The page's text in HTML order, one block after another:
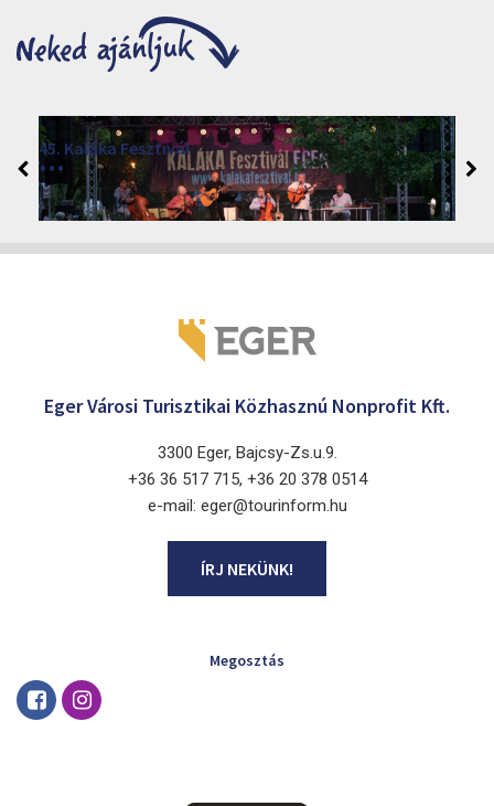
Gárdonyi Napok 2026
2026. augusztus 3 - 7.
Eger 3300
Eger Városi Turisztikai Közhasznú Nonprofit Kft.
3300 Eger, Bajcsy-Zs.u.9.
+36 36 517 715, +36 20 378 0514
e-mail: eger@tourinform.hu
ÍRJ NEKÜNK!
Megosztás